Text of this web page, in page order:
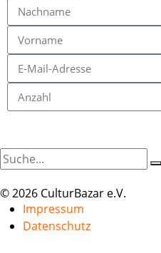
© 2026 CulturBazar e.V.
Impressum
Datenschutz